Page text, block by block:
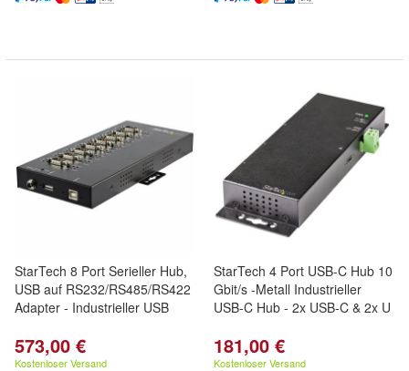
StarTech 8 Port Serieller Hub,
USB auf RS232/RS485/RS422
Adapter - Industrieller USB
573,00 €
Kostenloser Versand
StarTech 4 Port USB-C Hub 10
Gbit/s -Metall Industrieller
USB-C Hub - 2x USB-C & 2x U
181,00 €
Kostenloser Versand